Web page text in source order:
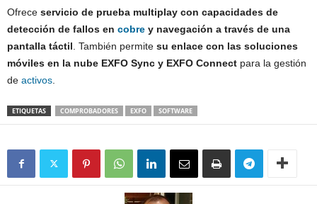
Ofrece servicio de prueba multiplay con capacidades de
detección de fallos en cobre y navegación a través de una
pantalla táctil . También permite su enlace con las soluciones
móviles en la nube EXFO Sync y EXFO Connect para la gestión
de activos
ETIQUETAS COMPROBADORES EXFO SOFTWARE